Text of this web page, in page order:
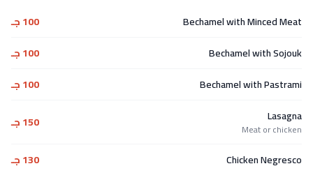
Bechamel with Minced Meat
100 جـ
Bechamel with Sojouk
100 جـ
Bechamel with Pastrami
100 جـ
Lasagna
Meat or chicken 150 جـ
Chicken Negresco
130 جـ